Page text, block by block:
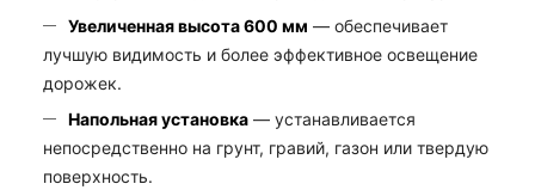
Увеличенная высота 600 мм — обеспечивает
лучшую видимость и более эффективное освещение
дорожек.
Напольная установка — устанавливается
непосредственно на грунт, гравий, газон или твердую
поверхность.